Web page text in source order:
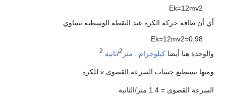
Ek=1 2mv2
أي أن طاقة حركة الكرة عند النقطة الوسطية تساوي:
Ek=1 2mv2=0. 98
والوحدة هنا أيضا كيلوجرام متر 2
/ثانية 2
ومنها نستطيع حساب السرعة القصوى v للكرة:
السرعة القصوى = 1.4 متر/الثانية